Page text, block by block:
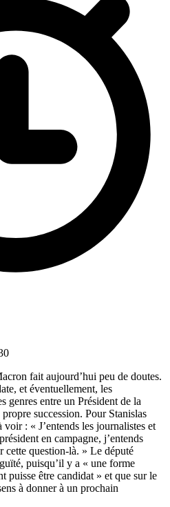
fait aujourd’hui peu de doutes.
et éventuellement, les
genres entre un Président de la
succession. Pour Stanislas
: « J’entends les journalistes et
en campagne, j’entends
cette question-là. » Le député
puisqu’il y a « une forme
puisse être candidat » et que sur le
à donner à un prochain